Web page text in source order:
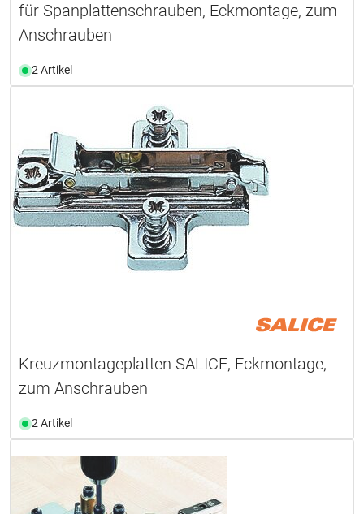
für Spanplattenschrauben, Eckmontage, zum
Anschrauben
2 Artikel
Kreuzmontageplatten SALICE, Eckmontage,
zum Anschrauben
2 Artikel